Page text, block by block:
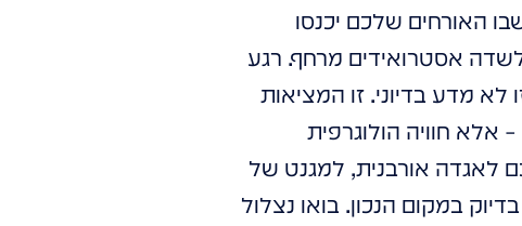
האורחים שלכם יכנסו
לשדה אסטרואידים מרחף. רגע
מדע בדיוני. זו המציאות
החדשה שמסכי LED מביאים אל עולם גני האירועים, אבל לא סתם מסכי LED – אלא חוויה הולוגרפית
אורבנית, למגנט של
במקום הנכון. בואו נצלול